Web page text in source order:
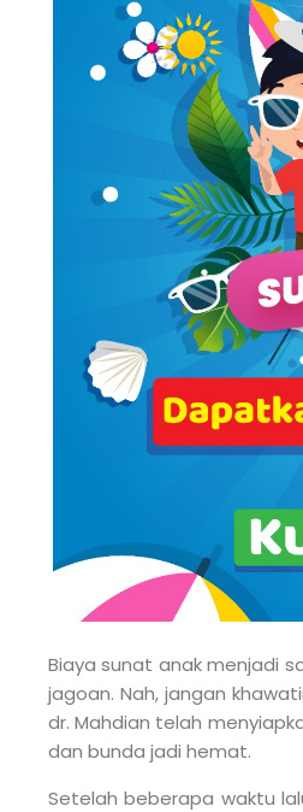
Biaya sunat anak menjadi
jagoan. Nah, jangan
dr. Mahdian telah
dan bunda jadi hemat.
Setelah beberapa waktu